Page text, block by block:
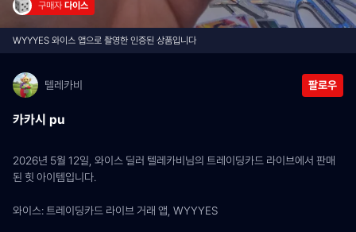
구매자 다이스
WYYYES 와이스 앱으로 촬영한 인증된 상품입니다
텔레카비 팔로우
카카시 pu
2026년 5월 12일, 와이스 딜러 텔레카비님의 트레이딩카드 라이브에서 판매
된 힛 아이템입니다.
와이스: 트레이딩카드 라이브 거래 앱, WYYYES